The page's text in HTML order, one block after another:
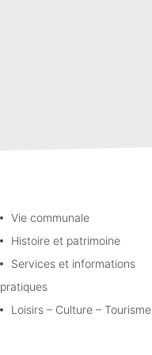
Vie communale
Histoire et patrimoine
Services et informations
pratiques
Loisirs – Culture – Tourisme